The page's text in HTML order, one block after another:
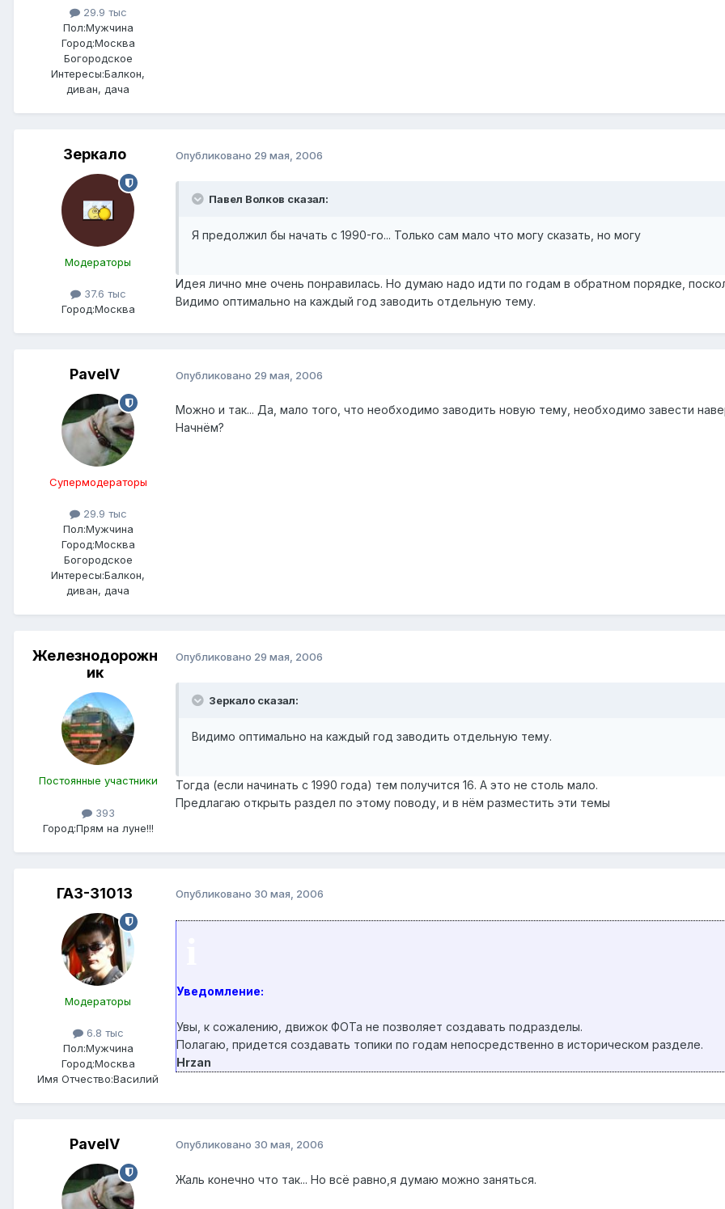
29.9 тыс
Пол:Мужчина
Город:Москва
Богородское
Интересы:Балкон,
диван, дача
Зеркало
Модераторы
37.6 тыс
Город:Москва
Опубликовано 29 мая, 2006
Павел Волков сказал:
Я предолжил бы начать с 1990-го... Только сам мало что могу сказать, но могу
Идея лично мне очень понравилась. Но думаю надо идти по годам в обратном порядке,
Видимо оптимально на каждый год заводить отдельную тему.
PavelV
Супермодераторы
29.9 тыс
Пол:Мужчина
Город:Москва
Богородское
Интересы:Балкон,
диван, дача
Опубликовано 29 мая, 2006
Можно и так... Да, мало того, что необходимо заводить новую тему, необходимо завести
Начнём?
Железнодорожн
ик
Постоянные участники
393
Город:Прям на луне!!!
Опубликовано 29 мая, 2006
Зеркало сказал:
Видимо оптимально на каждый год заводить отдельную тему.
Тогда (если начинать с 1990 года) тем получится 16. А это не столь мало.
Предлагаю открыть раздел по этому поводу, и в нём разместить эти темы
ГАЗ-31013
Модераторы
6.8 тыс
Пол:Мужчина
Город:Москва
Имя Отчество:Василий
Опубликовано 30 мая, 2006
Уведомление:
Увы, к сожалению, движок ФОТа не позволяет создавать подразделы.
Полагаю, придется создавать топики по годам непосредственно в историческом разделе.
Hrzan
PavelV Опубликовано 30 мая, 2006
Жаль конечно что так... Но всё равно,я думаю можно заняться.